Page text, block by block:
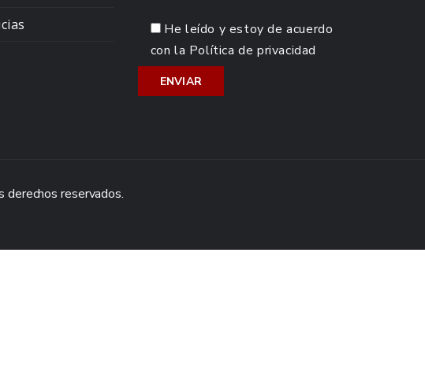
He leído y estoy de acuerdo
con la Política de privacidad
reservados.